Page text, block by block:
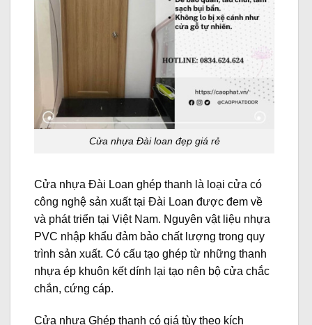
Cửa nhựa Đài loan đẹp giá rẻ
Cửa nhựa Đài Loan ghép thanh là loại cửa có
công nghệ sản xuất tại Đài Loan được đem về
và phát triển tại Việt Nam. Nguyên vật liệu nhựa
PVC nhập khẩu đảm bảo chất lượng trong quy
trình sản xuất. Có cấu tạo ghép từ những thanh
nhựa ép khuôn kết dính lại tạo nên bộ cửa chắc
chắn, cứng cáp.
Cửa nhựa Ghép thanh có giá tùy theo kích